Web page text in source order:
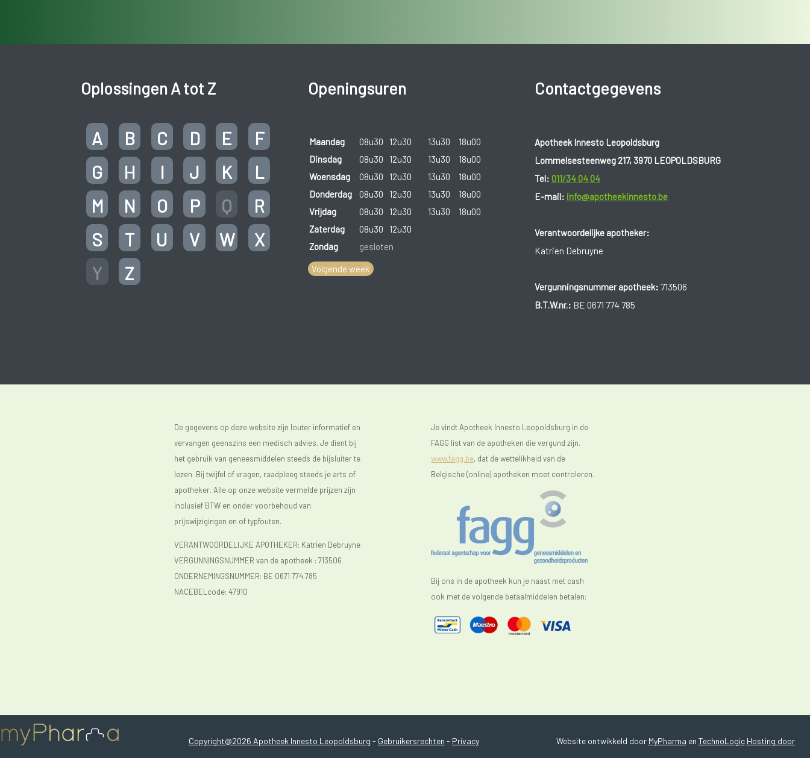
Oplossingen A tot Z
A B C D E
F
G
H I J K
L
M
N O P Q
R
S
T U V W
X
Y
Z
Openingsuren
Maandag 08u30 12u30 13u30
18u00
Dinsdag
08u30 12u30 13u30
18u00
Woensdag
08u30 12u30 13u30
18u00
Donderdag
08u30 12u30 13u30
18u00
Vrijdag
08u30 12u30 13u30
18u00
Zaterdag
08u30
12u30
Zondag
gesloten
Volgende week
Contactgegevens
Apotheek Innesto Leopoldsburg
Lommelsesteenweg 217, 3970 LEOPOLDSBURG
Tel: 011/34 04 04
E-mail: info@apotheekinnesto.be
Verantwoordelijke apotheker:
Katrien Debruyne
Vergunningsnummer apotheek: 713506
B.T.W.nr.: BE 0671 774 785
De gegevens op deze website zijn louter informatief en
vervangen geenszins een medisch advies. Je dient bij
het gebruik van geneesmiddelen steeds de bijsluiter te
lezen. Bij twijfel of vragen, raadpleeg steeds je arts of
apotheker. Alle op onze website vermelde prijzen zijn
inclusief BTW en onder voorbehoud van
prijswijzigingen en of typfouten.
VERANTWOORDELIJKE APOTHEKER: Katrien Debruyne
VERGUNNINGSNUMMER van de apotheek : 713506
ONDERNEMINGSNUMMER: BE 0671 774 785
NACEBELcode: 47910
Je vindt Apotheek Innesto Leopoldsburg in de
FAGG list van de apotheken die vergund zijn.
www.fagg.be, dat de wettelikheid van de
Belgische (online) apotheken moet controleren.
Bij ons in de apotheek kun je naast met cash
ook met de volgende betaalmiddelen betalen:
Copyright@2026 Apotheek Innesto Leopoldsburg - Gebruikersrechten - Privacy Website ontwikkeld door MyPharma en TechnoLogic Hosting door